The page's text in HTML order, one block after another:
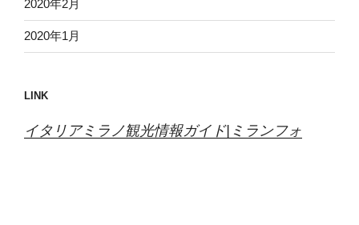
2020年2月
2020年1月
LINK
イタリアミラノ観光情報ガイド|ミランフォ